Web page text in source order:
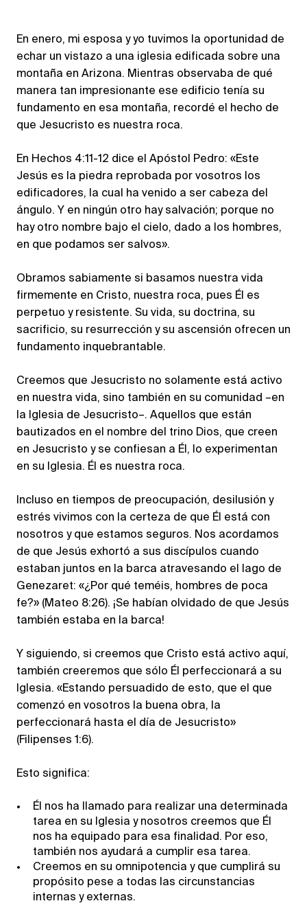
En enero, mi esposa y yo tuvimos la oportunidad de
echar un vistazo a una iglesia edificada sobre una
montaña en Arizona. Mientras observaba de qué
manera tan impresionante ese edificio tenía su
fundamento en esa montaña, recordé el hecho de
que Jesucristo es nuestra roca.
En Hechos 4:11-12 dice el Apóstol Pedro: «Este
Jesús es la piedra reprobada por vosotros los
edificadores, la cual ha venido a ser cabeza del
ángulo. Y en ningún otro hay salvación; porque no
hay otro nombre bajo el cielo, dado a los hombres,
en que podamos ser salvos».
Obramos sabiamente si basamos nuestra vida
firmemente en Cristo, nuestra roca, pues Él es
perpetuo y resistente. Su vida, su doctrina, su
sacrificio, su resurrección y su ascensión ofrecen un
fundamento inquebrantable.
Creemos que Jesucristo no solamente está activo
en nuestra vida, sino también en su comunidad –en
la Iglesia de Jesucristo–. Aquellos que están
bautizados en el nombre del trino Dios, que creen
en Jesucristo y se confiesan a Él, lo experimentan
en su Iglesia. Él es nuestra roca.
Incluso en tiempos de preocupación, desilusión y
estrés vivimos con la certeza de que Él está con
nosotros y que estamos seguros. Nos acordamos
de que Jesús exhortó a sus discípulos cuando
estaban juntos en la barca atravesando el lago de
Genezaret: «¿Por qué teméis, hombres de poca
fe?» (Mateo 8:26). ¡Se habían olvidado de que Jesús
también estaba en la barca!
Y siguiendo, si creemos que Cristo está activo aquí,
también creeremos que sólo Él perfeccionará a su
Iglesia. «Estando persuadido de esto, que el que
comenzó en vosotros la buena obra, la
perfeccionará hasta el día de Jesucristo»
(Filipenses 1:6).
Esto significa:
Él nos ha llamado para realizar una determinada
tarea en su Iglesia y nosotros creemos que Él
nos ha equipado para esa finalidad. Por eso,
también nos ayudará a cumplir esa tarea.
Creemos en su omnipotencia y que cumplirá su
propósito pese a todas las circunstancias
internas y externas.